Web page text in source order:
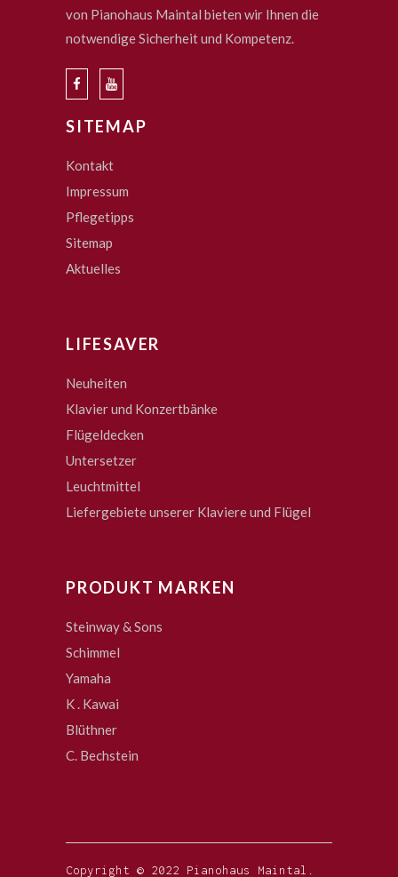
von Pianohaus Maintal bieten wir Ihnen die
notwendige Sicherheit und Kompetenz.
SITEMAP
Kontakt
Impressum
Pflegetipps
Sitemap
Aktuelles
LIFESAVER
Neuheiten
Klavier und Konzertbänke
Flügeldecken
Untersetzer
Leuchtmittel
Liefergebiete unserer Klaviere und Flügel
PRODUKT MARKEN
Steinway & Sons
Schimmel
Yamaha
K . Kawai
Blüthner
C. Bechstein
Copyright © 2022 Pianohaus Maintal.